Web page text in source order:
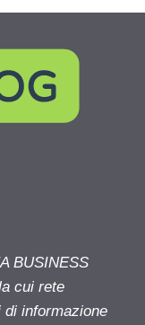
BUSINESS
cui rete
informazione